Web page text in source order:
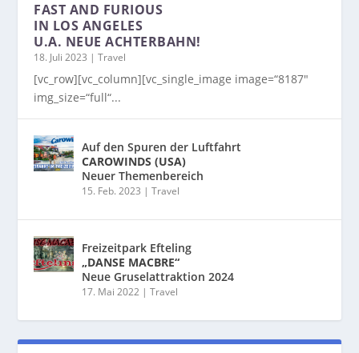
FAST AND FURIOUS
IN LOS ANGELES
U.A. NEUE ACHTERBAHN!
18. Juli 2023 |Travel
[vc_row][vc_column][vc_single_image image=“8187″
img_size=“full“...
Auf den Spuren der Luftfahrt
CAROWINDS (USA)
Neuer Themenbereich
15. Feb. 2023 |Travel
Freizeitpark Efteling
„DANSE MACBRE“
Neue Gruselattraktion 2024
17. Mai 2022 |Travel